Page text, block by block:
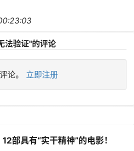
法验证"的评论
论。 立即注册
部具有“实干精神”的电影！